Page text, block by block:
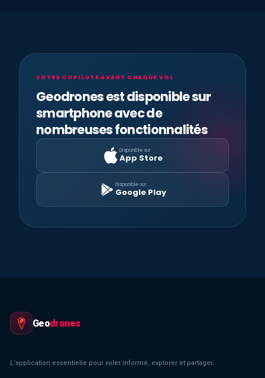
VOTRE COPILOTE AVANT CHAQUE VOL
Geodrones est disponible sur
smartphone avec de
nombreuses fonctionnalités
Disponible sur
App Store
Disponible sur
Google Play
Geodrones
L’application essentielle pour voler informé, explorer et partager.